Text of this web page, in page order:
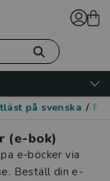
på svenska /
(e-bok)
e-böcker via
Beställ din e-